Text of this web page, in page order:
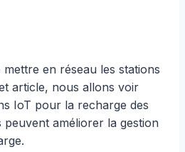
en réseau les stations
article, nous allons voir
IoT pour la recharge des
peuvent améliorer la gestion